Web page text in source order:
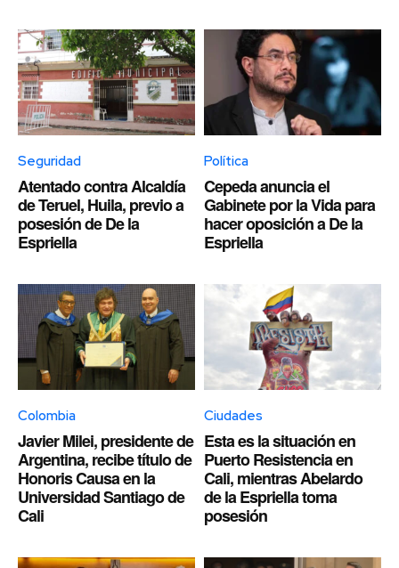
Seguridad
Atentado contra Alcaldía
de Teruel, Huila, previo a
posesión de De la
Espriella
Política
Cepeda anuncia el
Gabinete por la Vida para
hacer oposición a De la
Espriella
Colombia
Javier Milei, presidente de
Argentina, recibe título de
Honoris Causa en la
Universidad Santiago de
Cali
Ciudades
Esta es la situación en
Puerto Resistencia en
Cali, mientras Abelardo
de la Espriella toma
posesión